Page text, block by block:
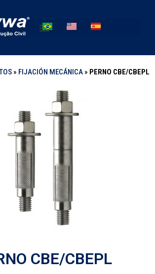
» FIJACIÓN MECÁNICA» PERNO CBE/CBEPL
CBE/CBEPL